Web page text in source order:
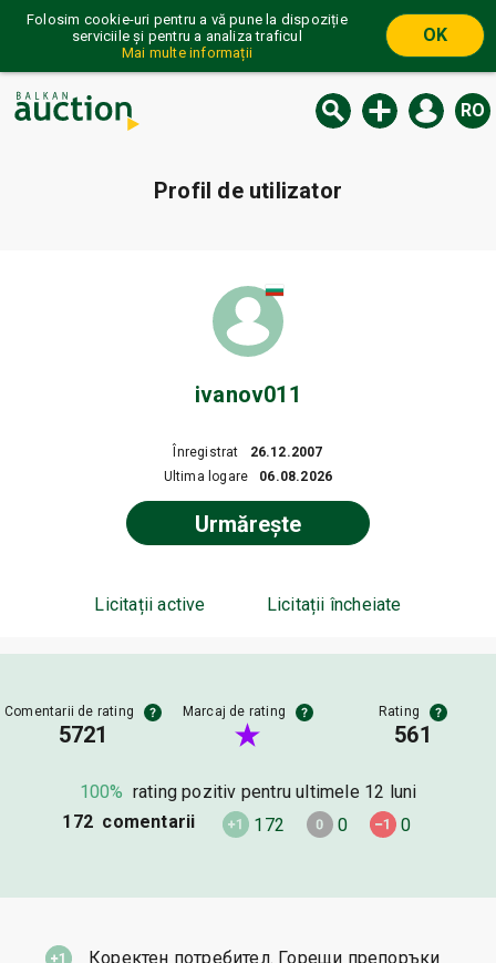
Folosim cookie-uri pentru a vă pune la dispoziție
serviciile și pentru a analiza traficul
Mai multe informații
OK
RO
Profil de utilizator
ivanov011
Înregistrat
26.12.2007
Ultima logare
06.08.2026
Urmărește
Licitații active Licitații încheiate
Comentarii de rating
5721
Marcaj de rating Rating
561
100% rating pozitiv pentru ultimele 12 luni
172 comentarii
172 0 0
Коректен потребител. Горещи препоръки